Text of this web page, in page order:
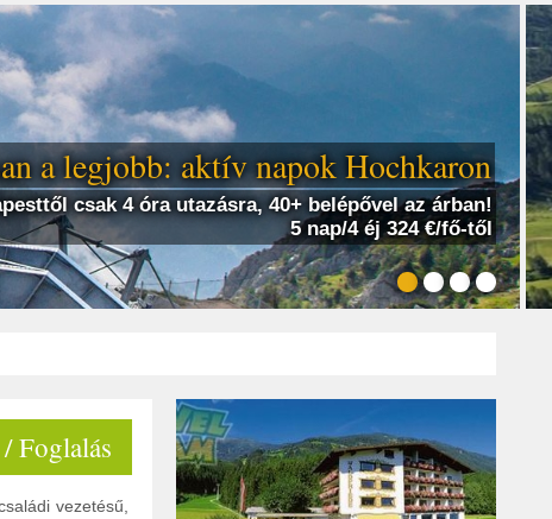
a legjobb: aktív napok Hochkaron
csak 4 óra utazásra, 40+ belépővel az árban!
5 nap/4 éj 324 €/fő-től
Foglalás
vezetésű,